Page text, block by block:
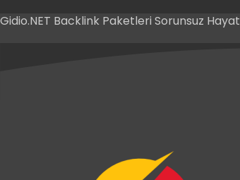
Gidio.NET Backlink Paketleri Sorunsuz Hayat